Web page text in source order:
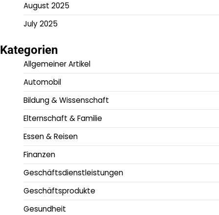
August 2025
July 2025
Kategorien
Allgemeiner Artikel
Automobil
Bildung & Wissenschaft
Elternschaft & Familie
Essen & Reisen
Finanzen
Geschäftsdienstleistungen
Geschäftsprodukte
Gesundheit